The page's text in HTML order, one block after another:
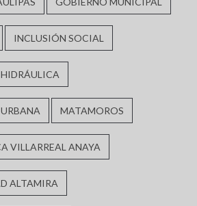
INCLUSIÓN SOCIAL
MATAMOROS
VILLARREAL ANAYA
ALTAMIRA